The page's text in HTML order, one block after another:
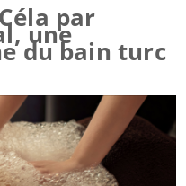
par
une
du bain turc